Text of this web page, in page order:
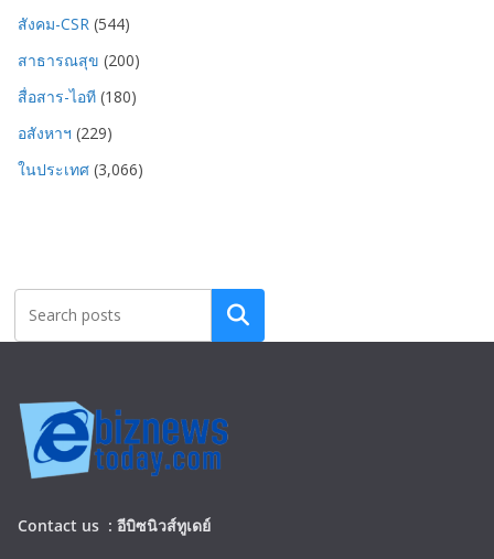
สังคม-CSR (544)
สาธารณสุข (200)
สื่อสาร-ไอที (180)
อสังหาฯ (229)
ในประเทศ (3,066)
Search
Contact us : อีบิซนิวส์ทูเดย์